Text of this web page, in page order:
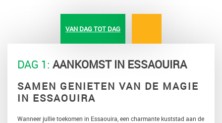
VAN DAG TOT DAG
DAG 1: AANKOMST IN ESSAOUIRA
SAMEN GENIETEN VAN DE MAGIE
IN ESSAOUIRA
Wanneer jullie toekomen in Essaouira, een charmante kuststad aan de